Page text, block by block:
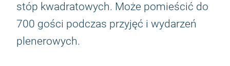
stóp kwadratowych. Może pomieścić do
700 gości podczas przyjęć i wydarzeń
plenerowych.